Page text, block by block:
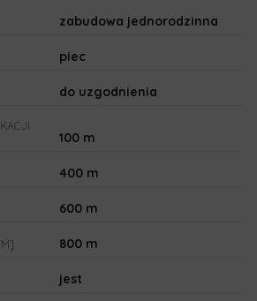
zabudowa jednorodzinna
piec
do uzgodnienia
100 m
400 m
600 m
800 m
jest